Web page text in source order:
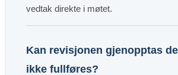
vedtak direkte i møtet.
Kan revisjonen gjenopptas
ikke fullføres?